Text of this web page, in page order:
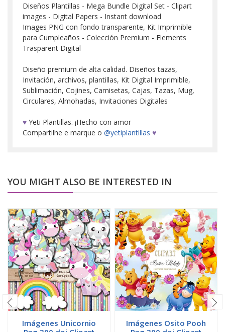
Diseños Plantillas - Mega Bundle Digital Set - Clipart
images - Digital Papers - Instant download
Images PNG con fondo transparente, Kit Imprimible
para Cumpleaños - Colección Premium - Elements
Trasparent Digital
Diseño premium de alta calidad. Diseños tazas,
Invitación, archivos, plantillas, Kit Digital Imprimible,
Sublimación, Cojines, Camisetas, Cajas, Tazas, Mug,
Circulares, Almohadas, Invitaciones Digitales
♥ Yeti Plantillas. ¡Hecho con amor
Compartilhe e marque o @yetiplantillas ♥
YOU MIGHT ALSO BE INTERESTED IN
Imágenes Unicornio
Imágenes Osito Pooh